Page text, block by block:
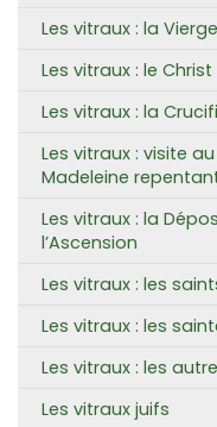
Les vitraux : la
Les vitraux : le Christ
Les vitraux : la
Les vitraux : visite
Madeleine
Les vitraux : la
l’Ascension
Les vitraux : les
Les vitraux : les
Les vitraux : les
Les vitraux juifs